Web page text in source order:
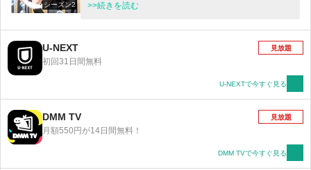
シーズン2
立ち上がる。それは、キラキラと輝く“スクールアイド
まはただ輝きを目指して、がむしゃらに駆け抜けてい
こう！ ここから彼女たちの「みんなで叶える物語（ス
クールアイドルプロジェクト）」が始まった！
>>続きを読む
U-NEXT
初回31日間無料
見放題
U-NEXTで今すぐ見る
DMM TV
月額550円が14日間無料！
見放題
DMM TVで今すぐ見る